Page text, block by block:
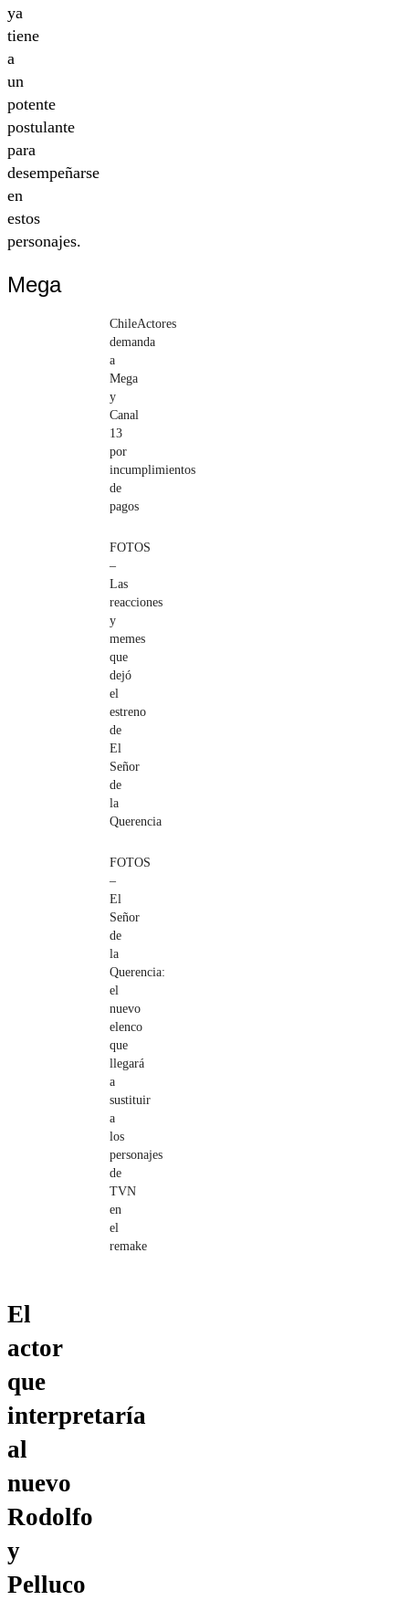
ya
tiene
a
un
potente
postulante
para
desempeñarse
en
estos
personajes.
Mega
ChileActores
demanda
a
Mega
y
Canal
13
por
incumplimientos
de
pagos
FOTOS
–
Las
reacciones
y
memes
que
dejó
el
estreno
de
El
Señor
de
la
Querencia
FOTOS
–
El
Señor
de
la
Querencia:
el
nuevo
elenco
que
llegará
a
sustituir
a
los
personajes
de
TVN
en
el
remake
El
actor
que
interpretaría
al
nuevo
Rodolfo
y
Pelluco